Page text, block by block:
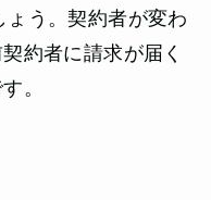
ょう。契約者が変わ
約者に請求が届く
。